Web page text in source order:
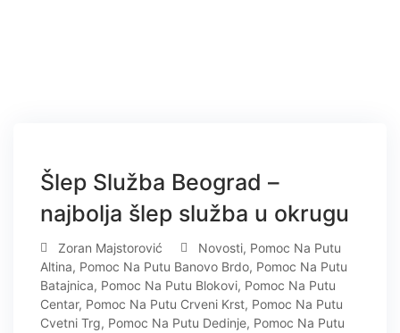
Šlep Služba Beograd –
najbolja šlep služba u okrugu
Zoran Majstorović Novosti, Pomoc Na Putu
Altina, Pomoc Na Putu Banovo Brdo, Pomoc Na Putu
Batajnica, Pomoc Na Putu Blokovi, Pomoc Na Putu
Centar, Pomoc Na Putu Crveni Krst, Pomoc Na Putu
Cvetni Trg, Pomoc Na Putu Dedinje, Pomoc Na Putu